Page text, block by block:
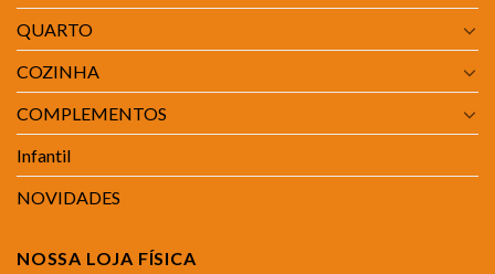
QUARTO
COZINHA
COMPLEMENTOS
Infantil
NOVIDADES
NOSSA LOJA FÍSICA